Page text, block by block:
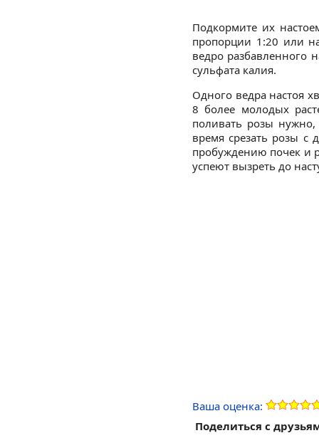
Подкормите их
пропорции 1:20 или
ведро разбавленного
сульфата калия.
Одного ведра настоя
8 более молодых
поливать розы нужно,
время срезать розы с
пробуждению почек и
успеют вызреть до
Ваша оценка:
Поделиться с